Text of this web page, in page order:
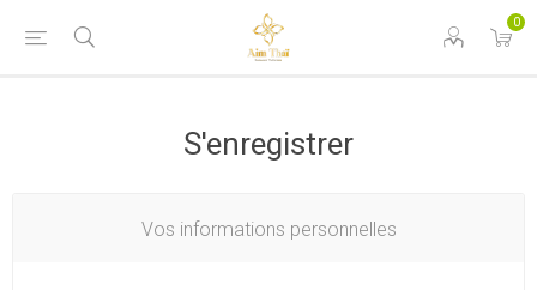
0
S'enregistrer
Vos informations personnelles